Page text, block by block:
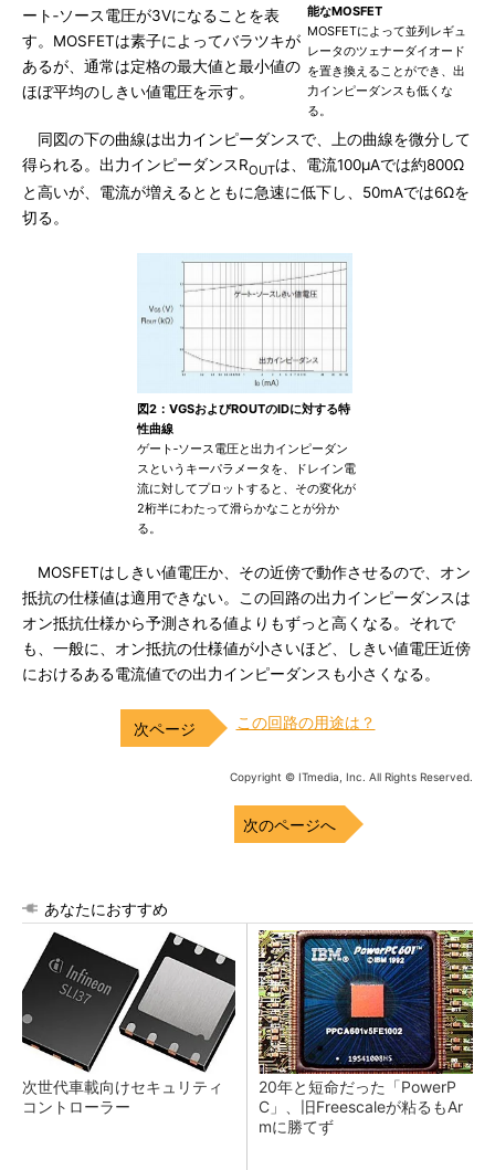
能なMOSFET
MOSFETによって並列レギュ
レータのツェナーダイオード
を置き換えることができ、出
力インピーダンスも低くな
る。
ート‐ソース電圧が3Vになることを表
す。MOSFETは素子によってバラツキが
あるが、通常は定格の最大値と最小値の
ほぼ平均のしきい値電圧を示す。
同図の下の曲線は出力インピーダンスで、上の曲線を微分して
得られる。出力インピーダンスROUTは、電流100μAでは約800Ω
と高いが、電流が増えるとともに急速に低下し、50mAでは6Ωを
切る。
図2：VGSおよびROUTのIDに対する特
性曲線
ゲート‐ソース電圧と出力インピーダン
スというキーパラメータを、ドレイン電
流に対してプロットすると、その変化が
2桁半にわたって滑らかなことが分か
る。
MOSFETはしきい値電圧か、その近傍で動作させるので、オン
抵抗の仕様値は適用できない。この回路の出力インピーダンスは
オン抵抗仕様から予測される値よりもずっと高くなる。それで
も、一般に、オン抵抗の仕様値が小さいほど、しきい値電圧近傍
におけるある電流値での出力インピーダンスも小さくなる。
この回路の用途は？
Copyright © ITmedia, Inc. All Rights Reserved.
次のページへ
あなたにおすすめ
次世代車載向けセキュリティ
コントローラー
20年と短命だった「PowerP
C」、旧Freescaleが粘るもAr
mに勝てず